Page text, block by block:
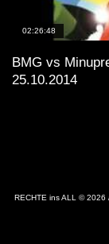
02:26:48
BMG vs
25.10.2014
RECHTE ins ALL ©